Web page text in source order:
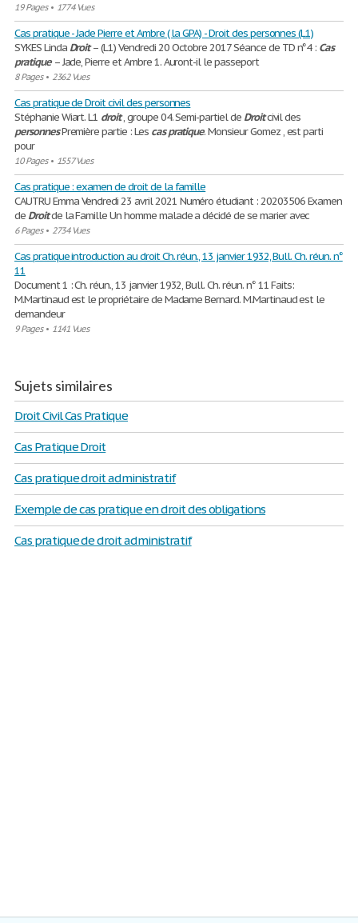
19 Pages• 1774 Vues
Cas pratique - Jade Pierre et Ambre ( la GPA) - Droit des personnes (L1)
SYKES Linda Droit– (L1) Vendredi 20 Octobre 2017 Séance de TD n°4 : Cas
pratique– Jade, Pierre et Ambre 1. Auront-il le passeport
8 Pages• 2362 Vues
Cas pratique de Droit civil des personnes
Stéphanie Wiart. L1 droit, groupe 04. Semi-partiel de Droitcivil des
personnesPremière partie : Les cas pratique. Monsieur Gomez , est parti
pour
10 Pages• 1557 Vues
Cas pratique : examen de droit de la famille
CAUTRU Emma Vendredi 23 avril 2021 Numéro étudiant : 20203506 Examen
de Droitde la Famille Un homme malade a décidé de se marier avec
6 Pages• 2734 Vues
Cas pratique introduction au droit Ch. réun., 13 janvier 1932, Bull. Ch. réun. n°
11
Document 1 : Ch. réun., 13 janvier 1932, Bull. Ch. réun. n° 11 Faits:
M.Martinaud est le propriétaire de Madame Bernard. M.Martinaud est le
demandeur
9 Pages• 1141 Vues
Sujets similaires
Droit Civil Cas Pratique
Cas Pratique Droit
Cas pratique droit administratif
Exemple de cas pratique en droit des obligations
Cas pratique de droit administratif